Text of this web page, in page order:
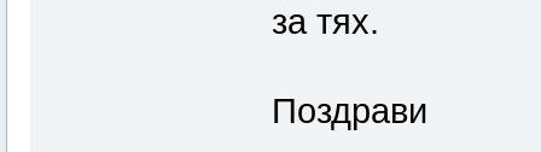
за тях.
Поздрави